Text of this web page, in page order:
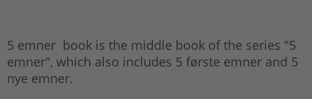
5 emner book is the middle book of the series "5
emner", which also includes 5 første emner and 5
nye emner.